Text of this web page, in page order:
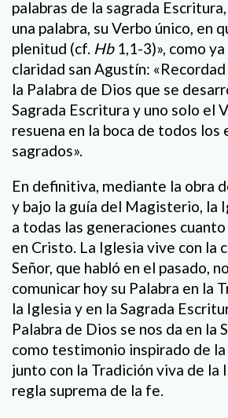
palabras de la sagrada
una palabra, su Verbo único, en
plenitud (cf. Hb1,1-3)», como
claridad san Agustín:
la Palabra de Dios que se
Sagrada Escritura y uno solo el
resuena en la boca de todos los
sagrados».
En definitiva, mediante la obra
y bajo la guía del Magisterio, la
a todas las generaciones
en Cristo. La Iglesia vive con la
Señor, que habló en el pasado,
comunicar hoy su Palabra en la
la Iglesia y en la Sagrada
Palabra de Dios se nos da en la
como testimonio inspirado de
junto con la Tradición viva de la
regla suprema de la fe.